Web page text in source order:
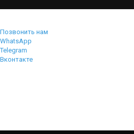
Позвонить нам
WhatsApp
Telegram
Вконтакте